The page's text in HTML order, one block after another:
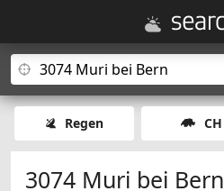
Regen CH
3074 Muri bei Bern